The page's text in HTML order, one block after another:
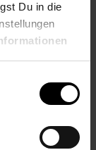
Du in die
so
leuchtende